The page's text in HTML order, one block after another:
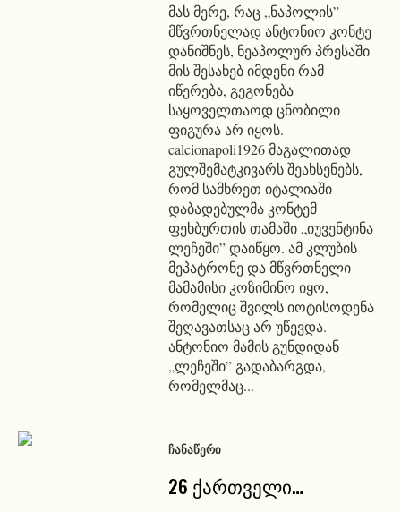
მას მერე, რაც „ნაპოლის”
მწვრთნელად ანტონიო კონტე
დანიშნეს, ნეაპოლურ პრესაში
მის შესახებ იმდენი რამ
იწერება, გეგონება
საყოველთაოდ ცნობილი
ფიგურა არ იყოს.
calcionapoli1926 მაგალითად
გულშემატკივარს შეახსენებს,
რომ სამხრეთ იტალიაში
დაბადებულმა კონტემ
ფეხბურთის თამაში „იუვენტინა
ლეჩეში” დაიწყო. ამ კლუბის
მეპატრონე და მწვრთნელი
მამამისი კოზიმინო იყო,
რომელიც შვილს იოტისოდენა
შეღავათსაც არ უწევდა.
ანტონიო მამის გუნდიდან
„ლეჩეში” გადაბარგდა,
რომელმაც...
ᲩᲐᲜᲐᲬᲔᲠᲘ
26 ქართველი…